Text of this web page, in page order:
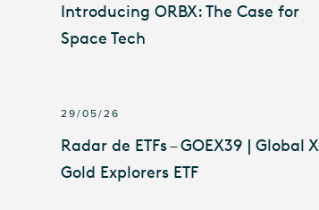
Introducing ORBX: The Case for
Space Tech
29/05/26
Radar de ETFs – GOEX39 | Global X
Gold Explorers ETF